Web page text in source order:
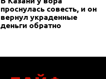
проснулась совесть, и он
вернул украденные
деньги обратно